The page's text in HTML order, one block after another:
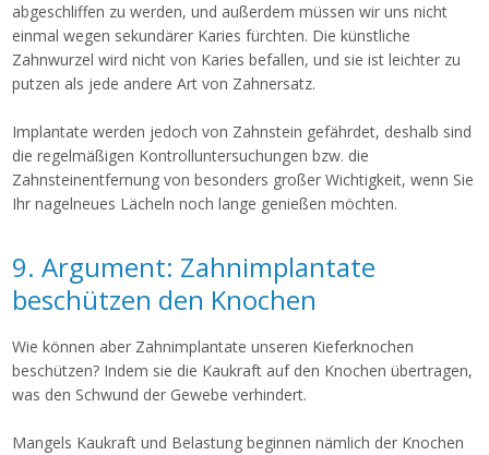
abgeschliffen zu werden, und außerdem müssen wir uns nicht
einmal wegen sekundärer Karies fürchten. Die künstliche
Zahnwurzel wird nicht von Karies befallen, und sie ist leichter zu
putzen als jede andere Art von Zahnersatz.
Implantate werden jedoch von Zahnstein gefährdet, deshalb sind
die regelmäßigen Kontrolluntersuchungen bzw. die
Zahnsteinentfernung von besonders großer Wichtigkeit, wenn Sie
Ihr nagelneues Lächeln noch lange genießen möchten.
9. Argument: Zahnimplantate
beschützen den Knochen
Wie können aber Zahnimplantate unseren Kieferknochen
beschützen? Indem sie die Kaukraft auf den Knochen übertragen,
was den Schwund der Gewebe verhindert.
Mangels Kaukraft und Belastung beginnen nämlich der Knochen